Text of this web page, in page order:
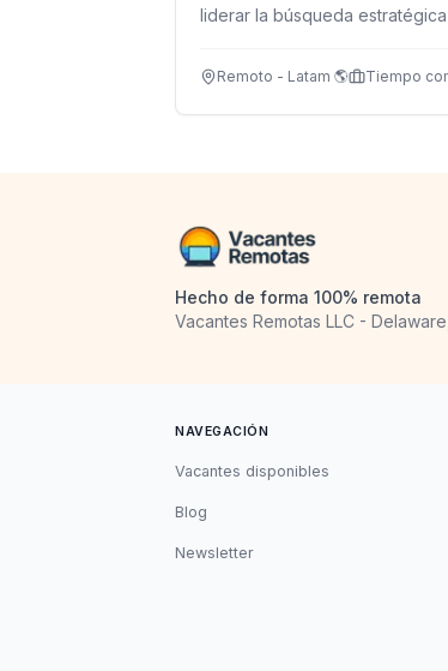
liderar la búsqueda estratégica
Remoto - Latam 🌎 Tiempo
Hecho de forma 100% remota
Vacantes Remotas LLC -
NAVEGACIÓN
Vacantes disponibles
Blog
Newsletter